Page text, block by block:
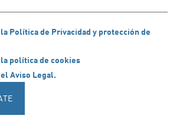
Política de Privacidad y protección de
política de cookies
Aviso Legal.